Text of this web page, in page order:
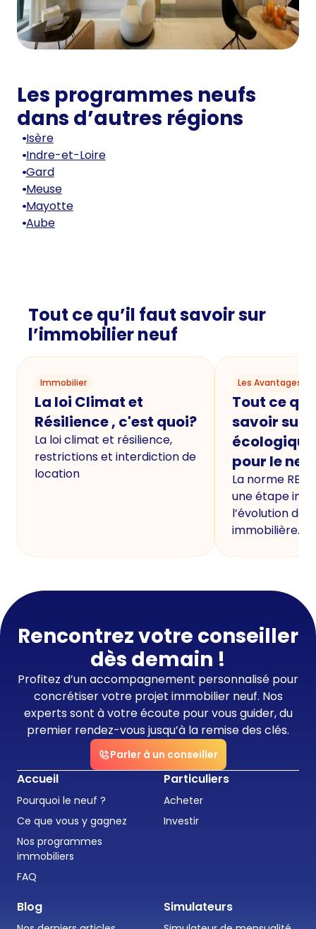
Les programmes neufs
dans d’autres régions
Isère
Indre-et-Loire
Gard
Meuse
Mayotte
Aube
Tout ce qu’il faut savoir sur
l’immobilier neuf
Immobilier
La loi Climat et
Résilience , c'est quoi?
La loi climat et résilience,
restrictions et interdiction de
location
Les Avantages
Tout ce
savoir sur
écologique
pour le
La norme
une étape
l’évolution de
immobilière.
Rencontrez votre conseiller
dès demain !
Profitez d’un accompagnement personnalisé pour
concrétiser votre projet immobilier neuf. Nos
experts sont à votre écoute pour vous guider, du
premier rendez-vous jusqu’à la remise des clés.
Parler à un conseiller
Accueil
Pourquoi le neuf ?
Ce que vous y gagnez
Nos programmes
immobiliers
FAQ
Particuliers
Acheter
Investir
Blog Simulateurs